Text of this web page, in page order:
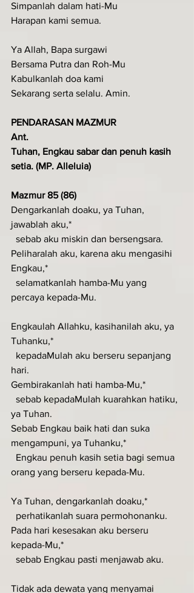
Simpanlah dalam hati-Mu
Harapan kami semua.
Ya Allah, Bapa surgawi
Bersama Putra dan Roh-Mu
Kabulkanlah doa kami
Sekarang serta selalu. Amin.
PENDARASAN MAZMUR
Ant.
Tuhan, Engkau sabar dan penuh kasih
setia. (MP. Alleluia)
Mazmur 85 (86)
Dengarkanlah doaku, ya Tuhan,
jawablah aku,*
  sebab aku miskin dan bersengsara.
Peliharalah aku, karena aku mengasihi
Engkau,*
percaya kepada-Mu.
Engkaulah Allahku, kasihanilah aku, ya
Tuhanku,*
hari.
Gembirakanlah hati hamba-Mu,*
ya Tuhan.
Sebab Engkau baik hati dan suka
mengampuni, ya Tuhanku,*
orang yang berseru kepada-Mu.
Ya Tuhan, dengarkanlah doaku,*
  perhatikanlah suara permohonanku.
Pada hari kesesakan aku berseru
kepada-Mu,*
  sebab Engkau pasti menjawab aku.
Tidak ada dewata yang menyamai